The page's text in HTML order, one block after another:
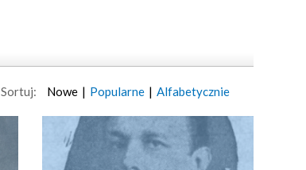
Sortuj: Nowe | Popularne | Alfabetycznie